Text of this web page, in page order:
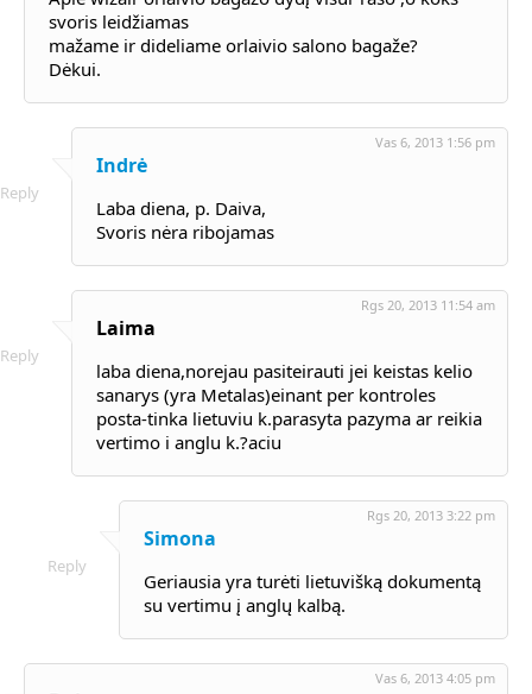
svoris leidžiamas
mažame ir dideliame orlaivio salono bagaže?
Dėkui.
Reply
Indrė
Vas 6, 2013 1:56 pm
Laba diena, p. Daiva,
Svoris nėra ribojamas
Reply
Laima
Rgs 20, 2013 11:54 am
laba diena,norejau pasiteirauti jei keistas kelio
sanarys (yra Metalas)einant per kontroles
posta-tinka lietuviu k.parasyta pazyma ar reikia
vertimo i anglu k.?aciu
Reply
Simona
Rgs 20, 2013 3:22 pm
Geriausia yra turėti lietuvišką dokumentą
su vertimu į anglų kalbą.
Vas 6, 2013 4:05 pm